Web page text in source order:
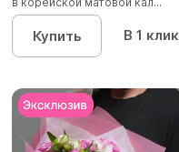
Купить В 1 клик